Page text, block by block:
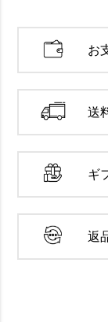
お
送
ギ
返